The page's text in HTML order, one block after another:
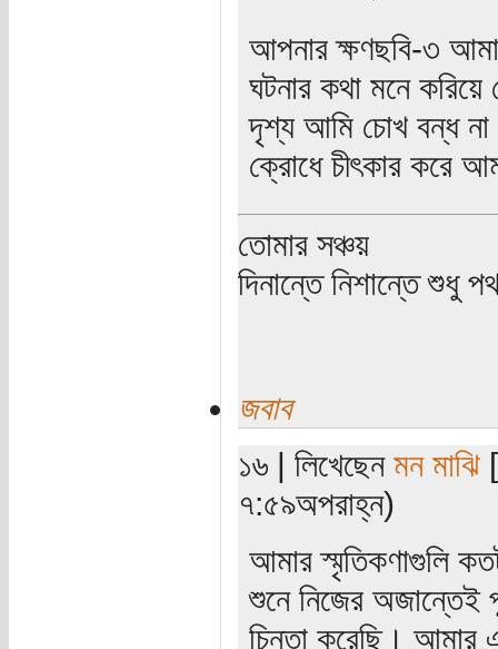
আপনার ক্ষণছবি-৩
ঘটনার কথা মনে
দৃশ্য আমি চোখ বন্ধ
ক্রোধে চীৎকার করে
তোমার সঞ্চয়
দিনান্তে নিশান্তে শুধু
জবাব
১৬ | লিখেছেন মন মাঝি
৭:৫৯অপরাহ্ন)
আমার স্মৃতিকণাগুলি
শুনে নিজের অজান্তেই
চিন্তা করেছি। আমার